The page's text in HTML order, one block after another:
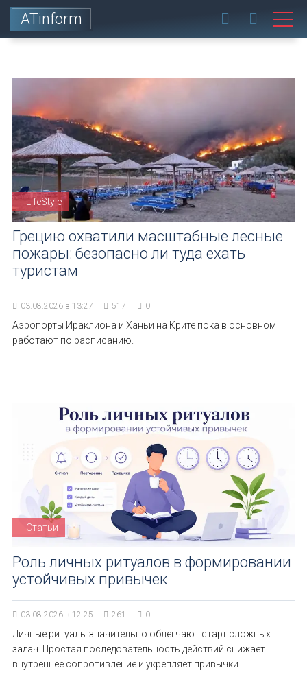
ATinform
LifeStyle
Грецию охватили масштабные лесные
пожары: безопасно ли туда ехать
туристам
03.08.2026 в 13:27 517 0
Аэропорты Ираклиона и Ханьи на Крите пока в основном
работают по расписанию.
Статьи
Роль личных ритуалов в формировании
устойчивых привычек
03.08.2026 в 12:25 261 0
Личные ритуалы значительно облегчают старт сложных
задач. Простая последовательность действий снижает
внутреннее сопротивление и укрепляет привычки.